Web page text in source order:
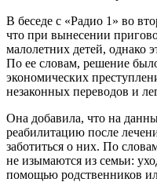
В беседе с «Радио 1» во
что при вынесении
малолетних детей, однако
По ее словам, решение
экономических
незаконных переводов и
Она добавила, что на
реабилитацию после
заботиться о них. По
не изымаются из семьи:
помощью родственников